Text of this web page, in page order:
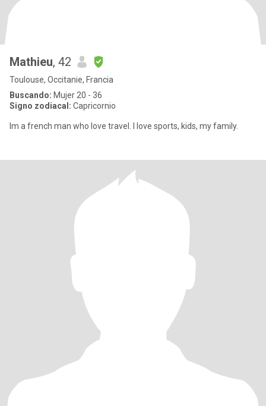
Mathieu, 42
Toulouse, Occitanie, Francia
Buscando: Mujer 20 - 36
Signo zodiacal: Capricornio
Im a french man who love travel. I love sports, kids, my family.